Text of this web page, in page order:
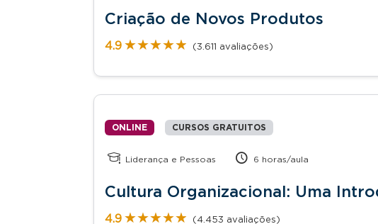
Criação de Novos Produtos
4.9 ★★★★★
★★★★★ (3.611 avaliações)
ONLINE CURSOS GRATUITOS
Liderança e Pessoas 6 horas/aula
Cultura Organizacional: Uma
4.9 ★★★★★
★★★★★ (4.453 avaliações)